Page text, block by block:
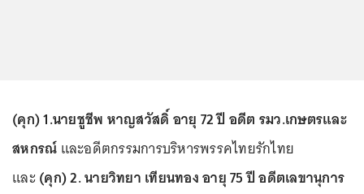
(คุก) 1.นายชูชีพ หาญสวัสดิ์ อายุ 72 ปี อดีต รมว.เกษตรและ
สหกรณ์ และอดีตกรรมการบริหารพรรคไทยรักไทย
และ(คุก) 2. นายวิทยา เทียนทอง อายุ 75 ปี อดีตเลขานุการ